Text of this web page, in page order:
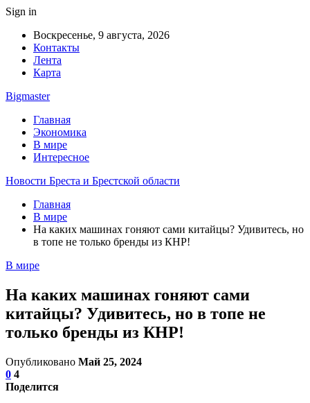
Sign in
Воскресенье, 9 августа, 2026
Контакты
Лента
Карта
Bigmaster
Главная
Экономика
В мире
Интересное
Новости Бреста и Брестской области
Главная
В мире
На каких машинах гоняют сами китайцы? Удивитесь, но
в топе не только бренды из КНР!
В мире
На каких машинах гоняют сами
китайцы? Удивитесь, но в топе не
только бренды из КНР!
Опубликовано Май 25, 2024
0 4
Поделится